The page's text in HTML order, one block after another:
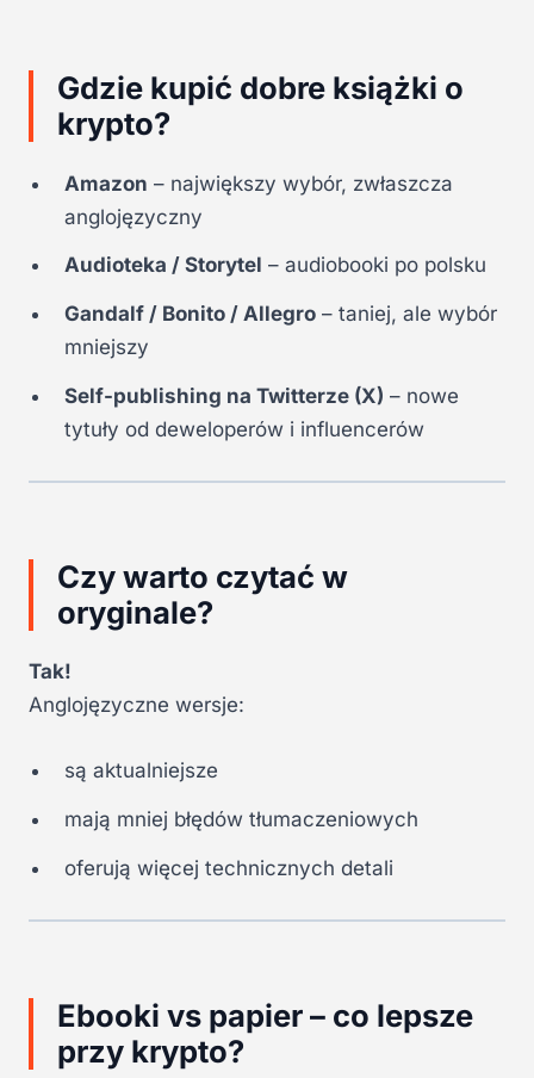
Gdzie kupić dobre książki o
krypto?
Amazon – największy wybór, zwłaszcza
anglojęzyczny
Audioteka / Storytel – audiobooki po polsku
Gandalf / Bonito / Allegro – taniej, ale wybór
mniejszy
Self-publishing na Twitterze (X) – nowe
tytuły od deweloperów i influencerów
Czy warto czytać w
oryginale?
Tak!
Anglojęzyczne wersje:
są aktualniejsze
mają mniej błędów tłumaczeniowych
oferują więcej technicznych detali
Ebooki vs papier – co lepsze
przy krypto?